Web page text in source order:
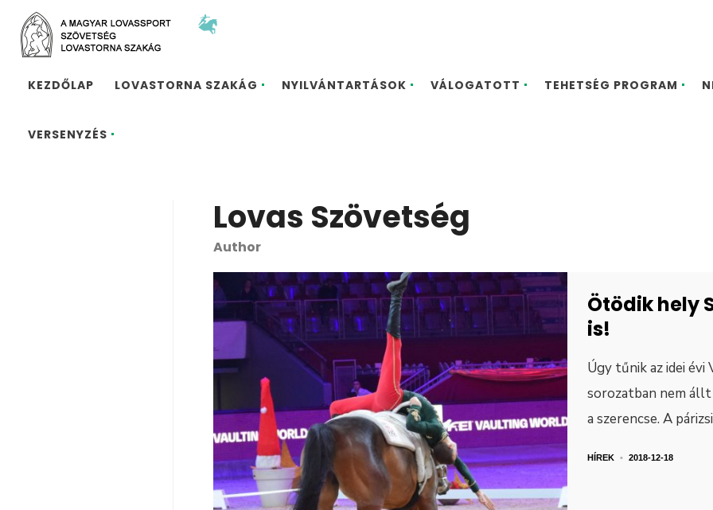
KEZDŐLAP LOVASTORNA SZAKÁG NYILVÁNTARTÁSOK VÁLOGATOTT TEHETSÉG PROGRAM
VERSENYZÉS
Lovas Szövetség
Author
Ötödik hely
is!
Úgy tűnik az idei évi
sorozatban nem
a szerencse. A
HÍREK • 2018-12-18